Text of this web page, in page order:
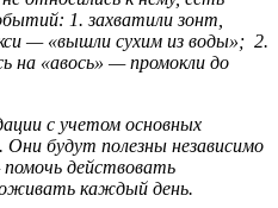
1. захватили зонт,
— «вышли сухим из воды»; 2.
на «авось» — промокли до
с учетом основных
Они будут полезны независимо
действовать
каждый день.